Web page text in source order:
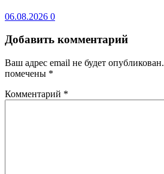
06.08.2026 0
Добавить комментарий
Ваш адрес email не будет опубликован.
помечены *
Комментарий *